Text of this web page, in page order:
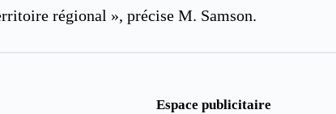
régional », précise M. Samson.
Espace publicitaire